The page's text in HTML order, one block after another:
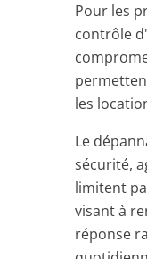
Pour les
contrôle
les
Le
sécurité,
limitent
visant à
réponse